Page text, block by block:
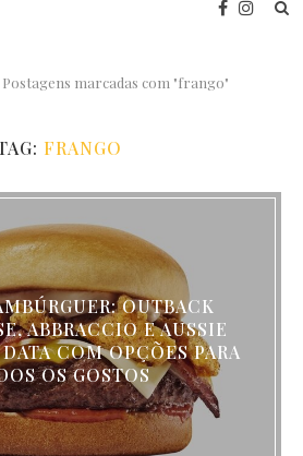
Postagens marcadas com "frango"
FRANGO
OUTBACK
ABBRACCIO E AUSSIE
COM OPÇÕES PARA
OS GOSTOS